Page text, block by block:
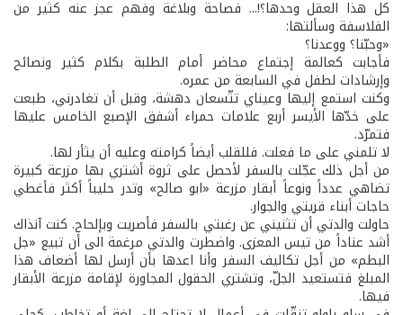
كل هذا العقل وحدها؟!... فصاحة وبلاغة وفهم عجز عنه كثير من
الفلاسفة وسألتها:
«وحبّنا؟ ووعدنا؟
فأجابت كعالمة إجتماع محاضر أمام الطلبة بكلام كثير ونصائح
وإرشادات لطفل في السابعة من عمره.
وكنت استمع إليها وعيناي تتّسعان دهشة، وقبل أن تغادرني، طبعت
على خدّها الأيسر أربع علامات حمراء أشفق الإصبع الخامس عليها
فتمرّد.
لا تلمني على ما فعلت. فللقلب أيضاً كرامته وعليه أن يثأر لها.
من أجل ذلك عجّلت بالسفر لأحصل على ثروة أشتري بها مزرعة كبيرة
تضاهي عدداً ونوعاً أبقار مزرعة «ابو صالح» وتدر حليباً أكثر فأغطي
حاجات أبناء قريتي والجوار.
حاولت والدتي أن تثنيني عن رغبتي بالسفر فأصريت وبإلحاح. كنت آنذاك
أشد عناداً من تيس المعزى. واضطرت والدتي مرغمة الى أن تبيع «جل
البطم» من أجل تكاليف السفر وأنا اعدها بأن أرسل لها أضعاف هذا
المبلغ فتستعيد الجلّ، وتشتري الحقول المجاورة لإقامة مزرعة الأبقار
فيها.